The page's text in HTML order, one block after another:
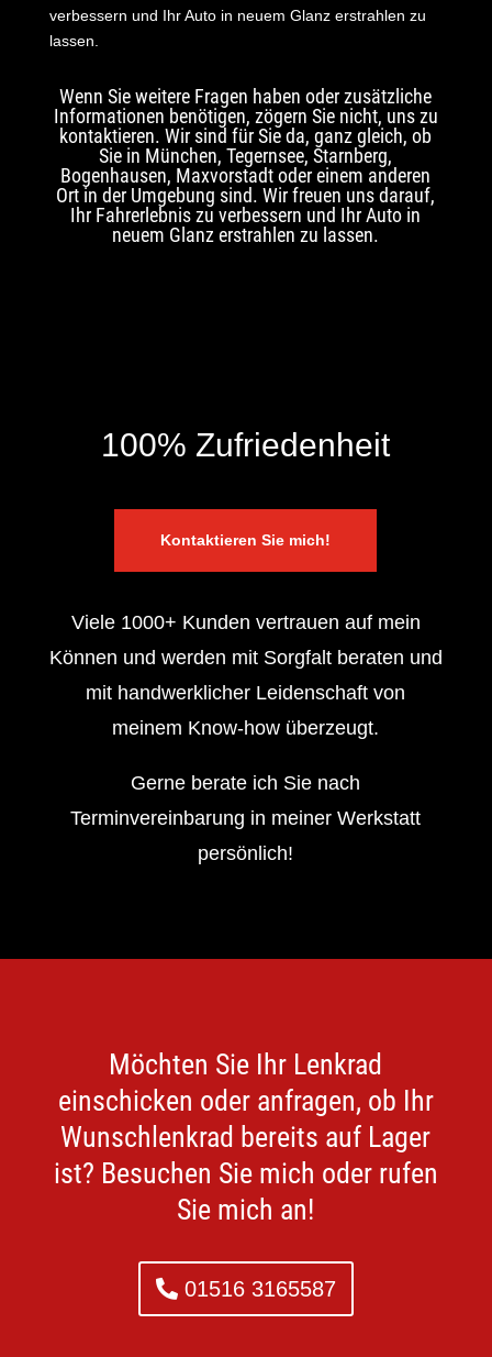
verbessern und Ihr Auto in neuem Glanz erstrahlen zu
lassen.
Wenn Sie weitere Fragen haben oder zusätzliche
Informationen benötigen, zögern Sie nicht, uns zu
kontaktieren. Wir sind für Sie da, ganz gleich, ob
Sie in München, Tegernsee, Starnberg,
Bogenhausen, Maxvorstadt oder einem anderen
Ort in der Umgebung sind. Wir freuen uns darauf,
Ihr Fahrerlebnis zu verbessern und Ihr Auto in
neuem Glanz erstrahlen zu lassen.
100% Zufriedenheit
Kontaktieren Sie mich!
Viele 1000+ Kunden vertrauen auf mein
Können und werden mit Sorgfalt beraten und
mit handwerklicher Leidenschaft von
meinem Know-how überzeugt.
Gerne berate ich Sie nach
Terminvereinbarung in meiner Werkstatt
persönlich!
Möchten Sie Ihr Lenkrad
einschicken oder anfragen, ob Ihr
Wunschlenkrad bereits auf Lager
ist? Besuchen Sie mich oder rufen
Sie mich an!
01516 3165587